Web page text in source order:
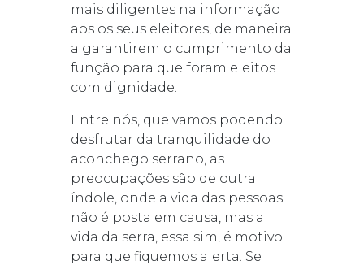
mais diligentes na informação
aos os seus eleitores, de maneira
a garantirem o cumprimento da
função para que foram eleitos
com dignidade.
Entre nós, que vamos podendo
desfrutar da tranquilidade do
aconchego serrano, as
preocupações são de outra
índole, onde a vida das pessoas
não é posta em causa, mas a
vida da serra, essa sim, é motivo
para que fiquemos alerta. Se